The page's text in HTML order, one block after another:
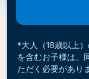
*大人（18歳以上
を含むお子様は、
ただく必要があり